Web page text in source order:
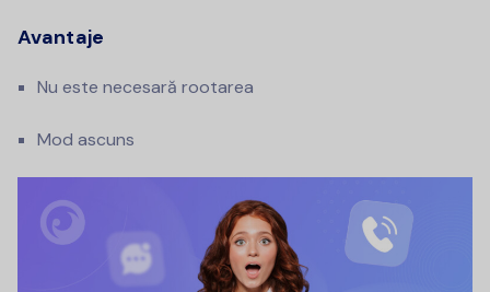
Avantaje
Nu este necesară rootarea
Mod ascuns